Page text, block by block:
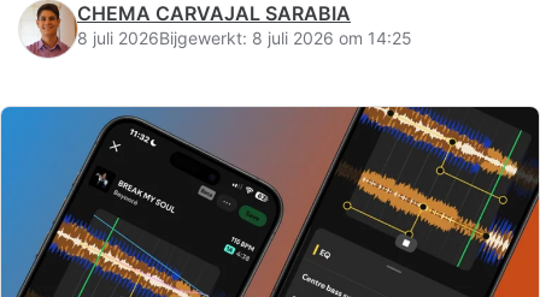
CHEMA CARVAJAL SARABIA
8 juli 2026Bijgewerkt: 8 juli 2026 om 14:25